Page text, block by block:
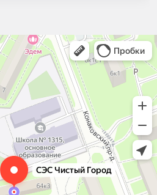
в Москве